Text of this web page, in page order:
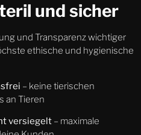
und sicher
und Transparenz wichtiger
ethische und hygienische
– keine tierischen
an Tieren
versiegelt – maximale